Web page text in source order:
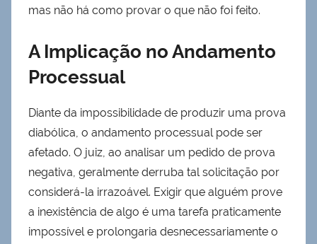
mas não há como provar o que não foi feito.
A Implicação no Andamento
Processual
Diante da impossibilidade de produzir uma prova
diabólica, o andamento processual pode ser
afetado. O juiz, ao analisar um pedido de prova
negativa, geralmente derruba tal solicitação por
considerá-la irrazoável. Exigir que alguém prove
a inexistência de algo é uma tarefa praticamente
impossível e prolongaria desnecessariamente o